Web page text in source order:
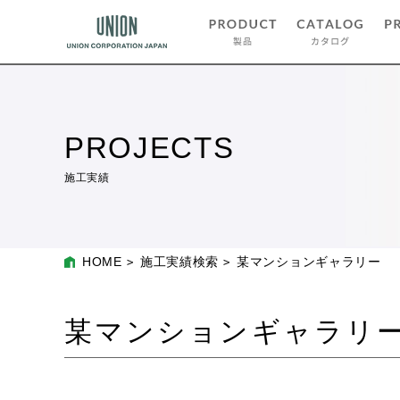
PROJECTS
施工実績
HOME 施工実績検索 某マンションギャラリー
某マンションギャラリ